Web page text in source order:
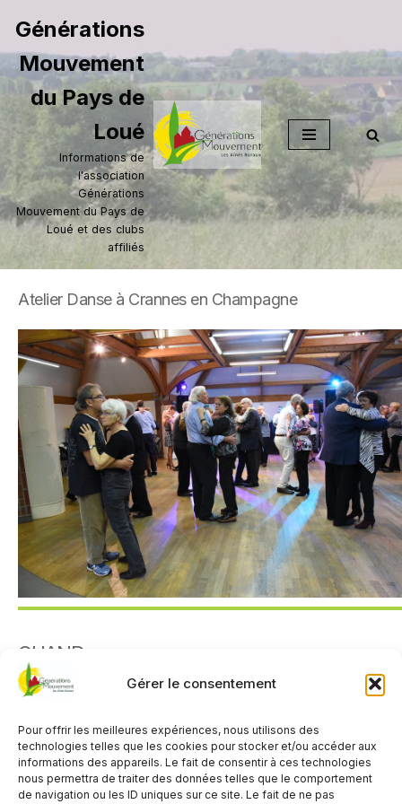
Gérer le consentement
Pour offrir les meilleures expériences, nous utilisons des
technologies telles que les cookies pour stocker et/ou accéder aux
informations des appareils. Le fait de consentir à ces technologies
nous permettra de traiter des données telles que le comportement
de navigation ou les ID uniques sur ce site. Le fait de ne pas
Aller
au
contenu
Générations
Mouvement
du Pays de
Loué
Informations de
l'association
Générations
Mouvement du Pays de
Loué et des clubs
affiliés
Atelier Danse à Crannes en Champagne
QUAND
19 octobre 2026
18h00
AJOUTER AU CALENDRIER